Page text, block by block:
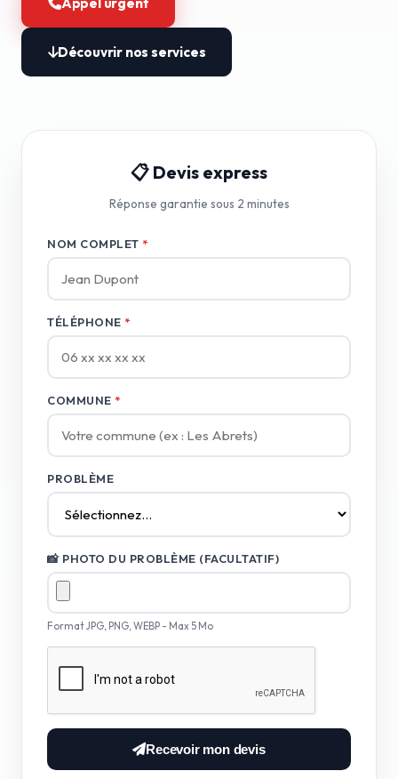
Découvrir nos services
📋 Devis express
Réponse garantie sous 2 minutes
NOM COMPLET *
TÉLÉPHONE *
COMMUNE *
PROBLÈME
📸 PHOTO DU PROBLÈME (FACULTATIF)
Format JPG, PNG, WEBP - Max 5 Mo
Recevoir mon devis